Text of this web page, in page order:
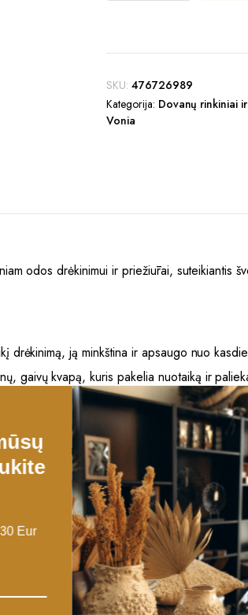
Citrinų
Kūno
300ml
quantity
SKU: 476726989
Kategorija: Dovanų rinkiniai
Vonia
odos drėkinimui ir priežiūrai, suteikiantis
drėkinimą, ją minkština ir apsaugo nuo
gaivų kvapą, kuris pakelia nuotaiką ir
todėl idealiai tinka tiek rankoms, tiek
kitų kenksmingų priedų, todėl jis yra švelnus
medžiagas ir be gyvūnų bandymų.
įsigeria, palikdamas odą švelnią, pamaitintą
į unikalų dovanų rinkinį arba tiesiog
Eur